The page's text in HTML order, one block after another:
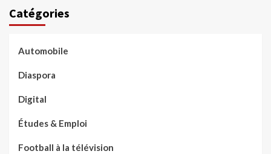
Catégories
Automobile
Diaspora
Digital
Études & Emploi
Football à la télévision